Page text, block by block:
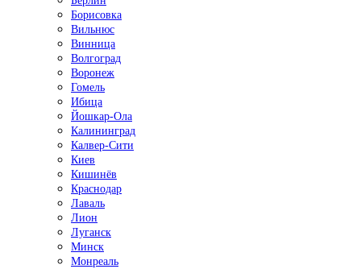
Борисовка
Вильнюс
Винница
Волгоград
Воронеж
Гомель
Ибица
Йошкар-Ола
Калининград
Калвер-Сити
Киев
Кишинёв
Краснодар
Лаваль
Лион
Луганск
Минск
Монреаль